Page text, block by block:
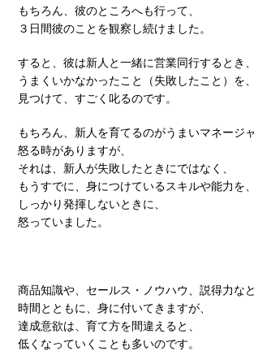
もちろん、彼のところへも行って、
３日間彼のことを観察し続けました。
すると、彼は新人と一緒に営業同行するとき、
うまくいかなかったこと（失敗したこと）を、
見つけて、すごく叱るのです。
もちろん、新人を育てるのがうまいマネージ
怒る時がありますが、
それは、新人が失敗したときにではなく、
もうすでに、身につけているスキルや能力を、
しっかり発揮しないときに、
怒っていました。
商品知識や、セールス・ノウハウ、説得力など
時間とともに、身に付いてきますが、
達成意欲は、育て方を間違えると、
低くなっていくことも多いのです。